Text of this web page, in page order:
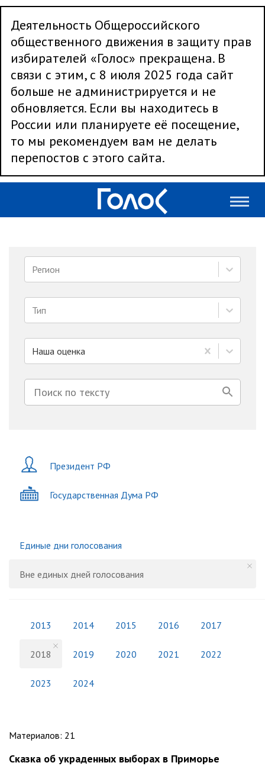
Деятельность Общероссийского
общественного движения в защиту прав
избирателей «Голос» прекращена. В
связи с этим, с 8 июля 2025 года сайт
больше не администрируется и не
обновляется. Если вы находитесь в
России или планируете её посещение,
то мы рекомендуем вам не делать
перепостов с этого сайта.
Регион
Тип
Наша оценка
Президент РФ
Государственная Дума РФ
Единые дни голосования
Вне единых дней голосования
2013 2014 2015 2016 2017
2018 2019 2020 2021 2022
2023 2024
Материалов: 21
Сказка об украденных выборах в Приморье